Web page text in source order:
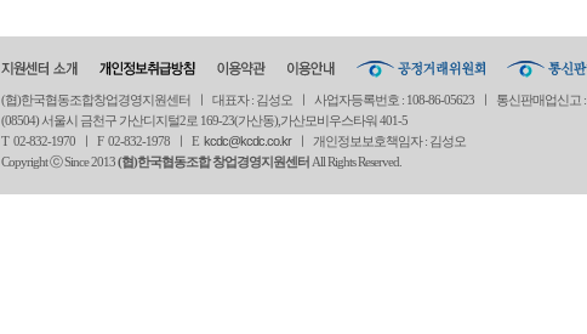
(협)한국협동조합창업경영지원센터 ㅣ 대표자 : 김성오 ㅣ 사업자등록번호 : 108-86-05623 ㅣ 통신판매업신고 :
(08504) 서울시 금천구 가산디지털2로 169-23(가산동),가산모비우스타워 401-5
T 02-832-1970 ㅣ F 02-832-1978 ㅣ E kcdc@kcdc.co.krㅣ 개인정보보호책임자 : 김성오
Copyright ⓒ Since 2013(협)한국협동조합 창업경영지원센터 All Rights Reserved.